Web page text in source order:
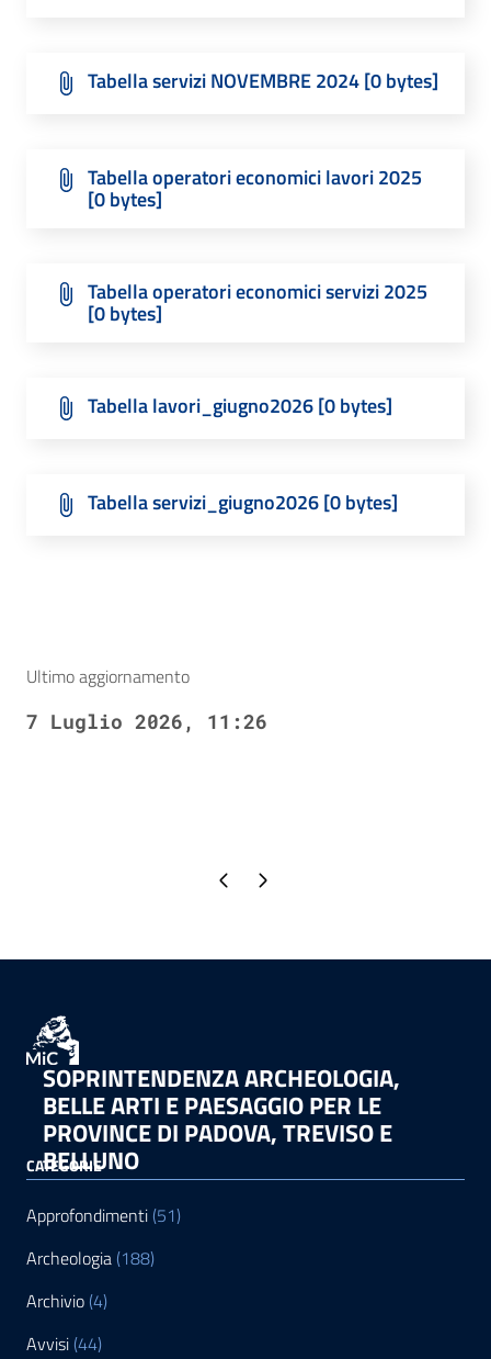
Tabella servizi NOVEMBRE 2024 [0 bytes]
Tabella operatori economici lavori 2025
[0 bytes]
Tabella operatori economici servizi 2025
[0 bytes]
Tabella lavori_giugno2026 [0 bytes]
Tabella servizi_giugno2026 [0 bytes]
Ultimo aggiornamento
7 Luglio 2026, 11:26
Pagina precedente
Pagina successiva
SOPRINTENDENZA ARCHEOLOGIA,
BELLE ARTI E PAESAGGIO PER LE
PROVINCE DI PADOVA, TREVISO E
BELLUNO
CATEGORIE
Approfondimenti (51)
Archeologia (188)
Archivio (4)
Avvisi (44)